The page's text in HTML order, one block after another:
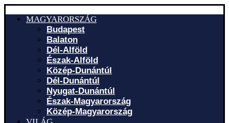
MAGYARORSZÁG
Budapest
Balaton
Dél-Alföld
Észak-Alföld
Közép-Dunántúl
Dél-Dunántúl
Nyugat-Dunántúl
Észak-Magyarország
Közép-Magyarország